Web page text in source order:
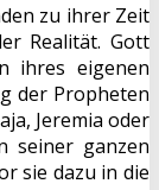
zu ihrer Zeit
Realität. Gott
ihres eigenen
der Propheten
Jeremia oder
seiner ganzen
sie dazu in die